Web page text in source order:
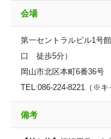
会場
第一セントラルビル1号
口 徒歩5分）
岡山市北区本町6番36号
TEL:086-224-8221（※キ
備考